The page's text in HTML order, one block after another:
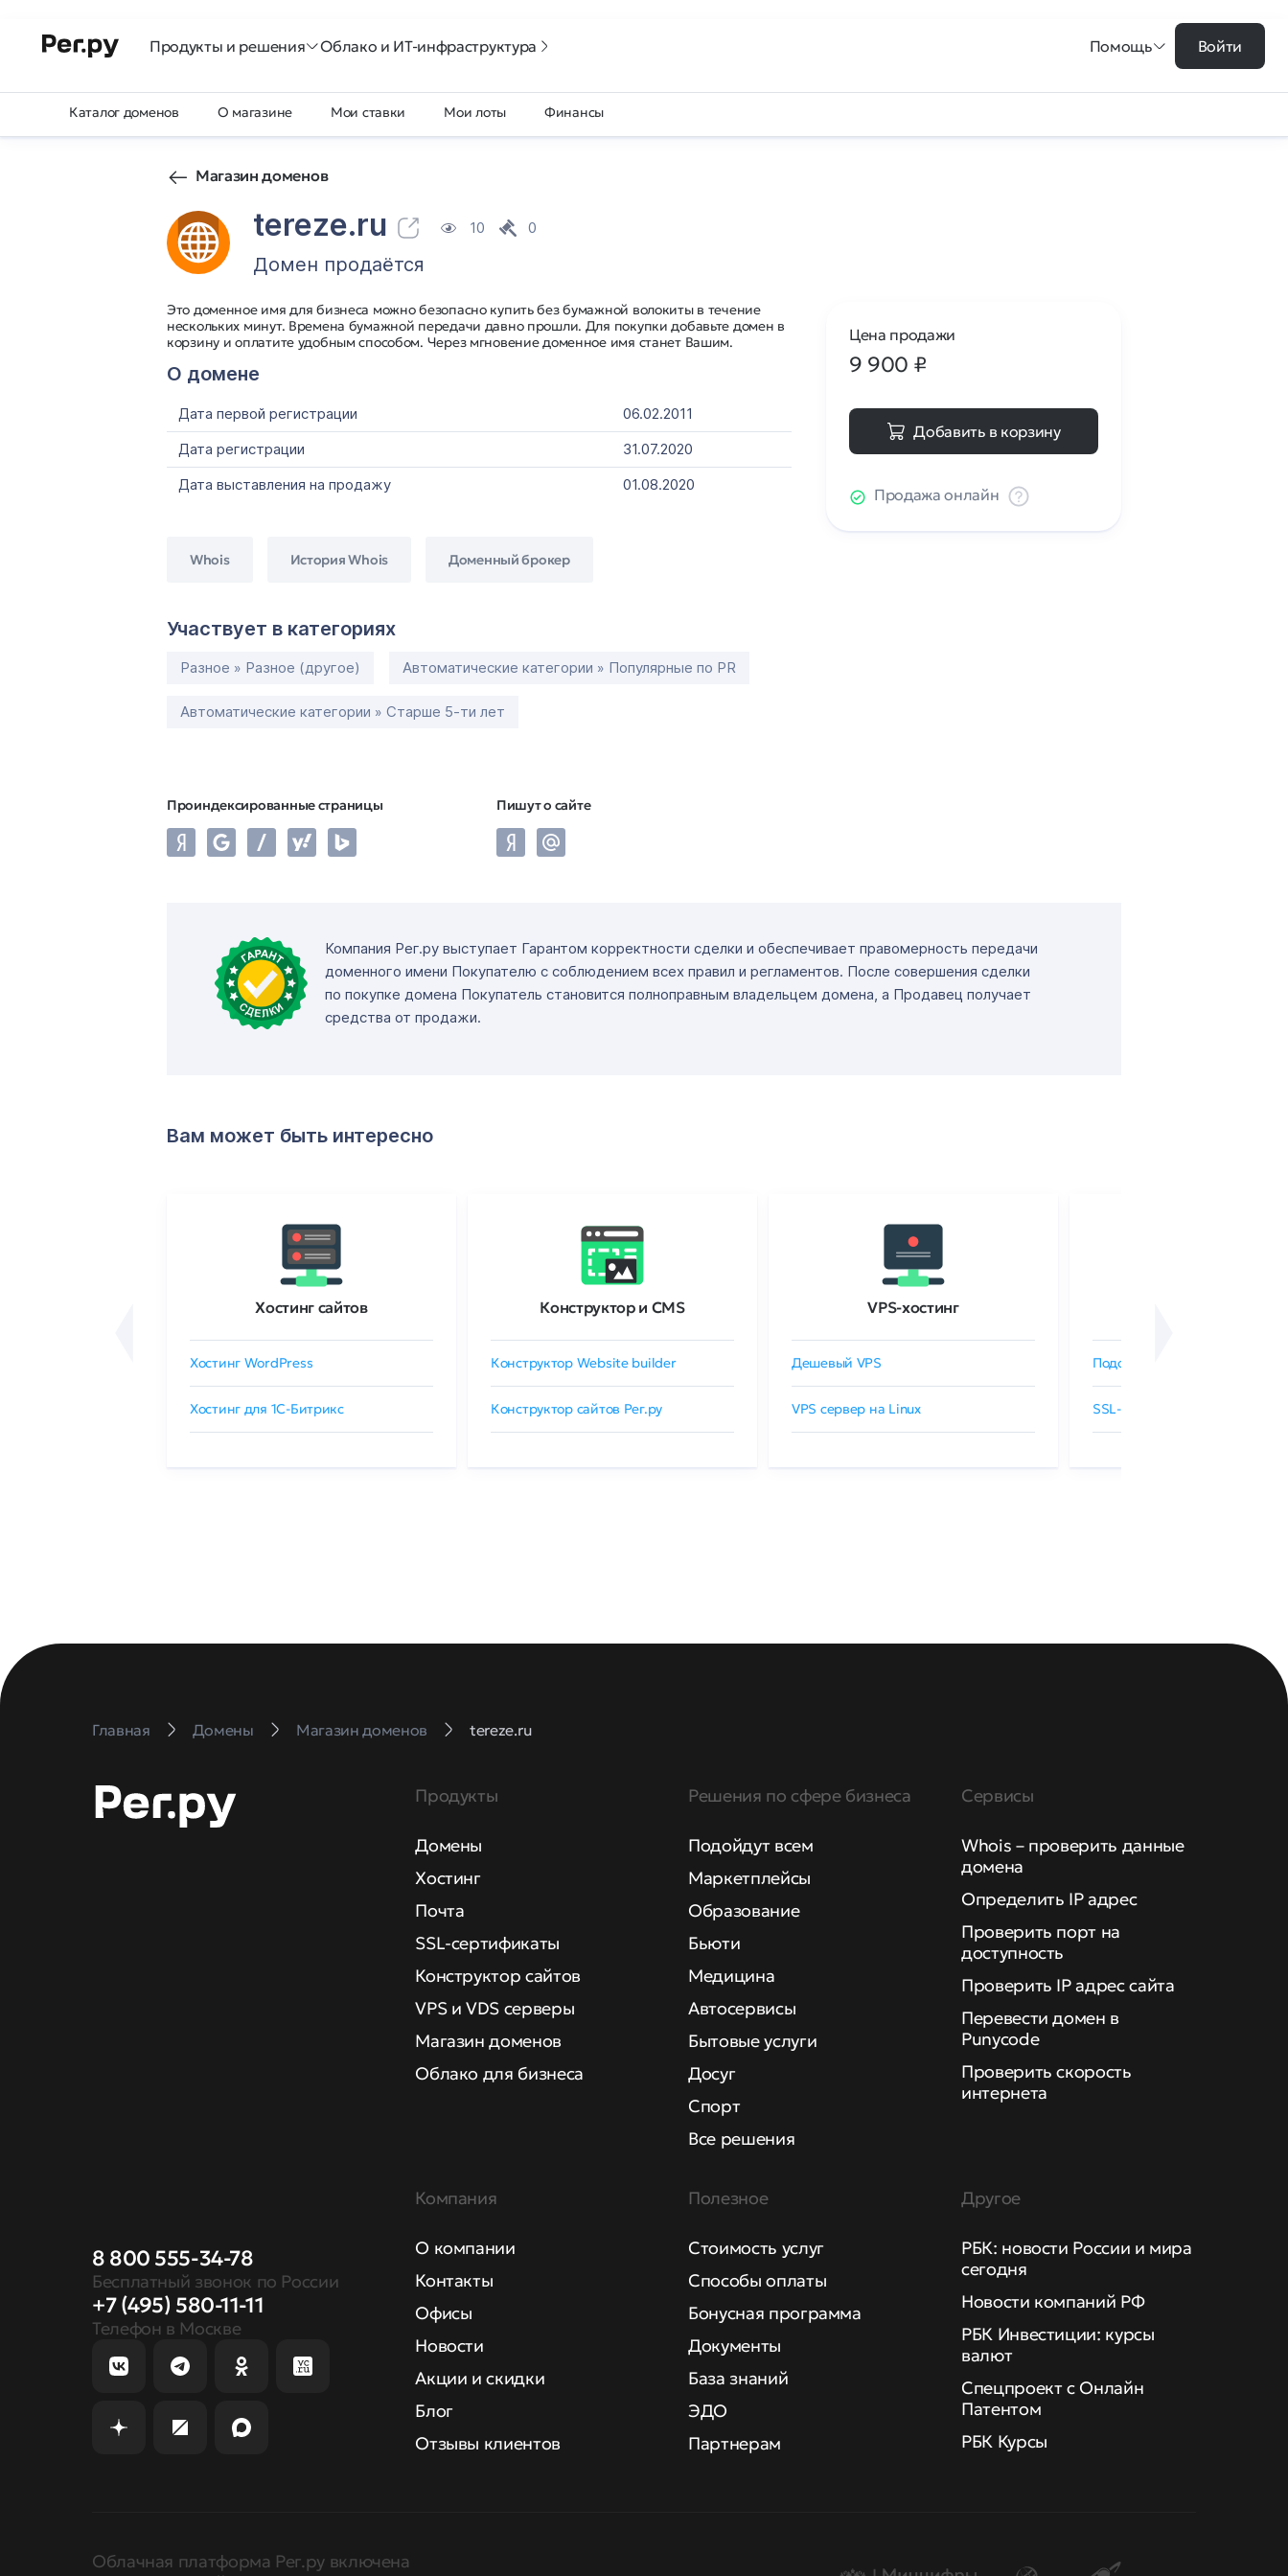
Продукты и решения Облако и ИТ-инфраструктура Помощь Войти
Каталог доменов О магазине Мои ставки Мои лоты Финансы
Магазин доменов
tereze.ru 10 0
Домен продаётся
Это доменное имя для бизнеса можно безопасно купить без бумажной волокиты в течение
нескольких минут. Времена бумажной передачи давно прошли. Для покупки добавьте домен в
корзину и оплатите удобным способом. Через мгновение доменное имя станет Вашим.
О домене
Дата первой регистрации
06.02.2011
Дата регистрации
31.07.2020
Дата выставления на продажу
01.08.2020
Whois История Whois Доменный брокер
Участвует в категориях
Разное » Разное (другое) Автоматические категории » Популярные по PR
Автоматические категории » Старше 5-ти лет
Проиндексированные страницы Пишут о сайте
Цена продажи
9 900 ₽
Добавить в корзину
Продажа онлайн
Компания Рег.ру выступает Гарантом корректности сделки и обеспечивает правомерность передачи
доменного имени Покупателю с соблюдением всех правил и регламентов. После совершения сделки
по покупке домена Покупатель становится полноправным владельцем домена, а Продавец получает
средства от продажи.
Вам может быть интересно
Хостинг сайтов
Хостинг WordPress
Хостинг для 1C-Битрикс
Конструктор и CMS
Конструктор Website builder
Конструктор сайтов Рег.ру
VPS-хостинг
Дешевый VPS
VPS сервер на Linux
Подобрать SSL-сертификат
SSL-сертификаты GlobalSign
Главная Домены Магазин доменов tereze.ru
8 800 555-34-78
Бесплатный звонок по России
+7 (495) 580-11-11
Телефон в Москве
Продукты
Домены
Хостинг
Почта
SSL-сертификаты
Конструктор сайтов
VPS и VDS серверы
Магазин доменов
Облако для бизнеса
Решения по сфере бизнеса
Подойдут всем
Маркетплейсы
Образование
Бьюти
Медицина
Автосервисы
Бытовые услуги
Досуг
Спорт
Все решения
Сервисы
Whois – проверить данные
домена
Определить IP адрес
Проверить порт на
доступность
Проверить IP адрес сайта
Перевести домен в
Punycode
Проверить скорость
интернета
Компания
О компании
Контакты
Офисы
Новости
Акции и скидки
Блог
Отзывы клиентов
Полезное
Стоимость услуг
Способы оплаты
Бонусная программа
Документы
База знаний
ЭДО
Партнерам
Другое
РБК: новости России и мира
сегодня
Новости компаний РФ
РБК Инвестиции: курсы
валют
Спецпроект с Онлайн
Патентом
РБК Курсы
Облачная платформа Рег.ру включена